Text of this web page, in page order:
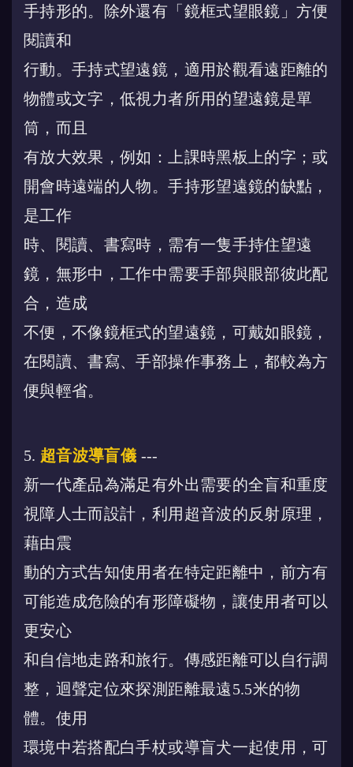
手持形的。除外還有「鏡框式望眼鏡」方便
閱讀和
行動。手持式望遠鏡，適用於觀看遠距離的
物體或文字，低視力者所用的望遠鏡是單
筒，而且
有放大效果，例如：上課時黑板上的字；或
開會時遠端的人物。手持形望遠鏡的缺點，
是工作
時、閱讀、書寫時，需有一隻手持住望遠
鏡，無形中，工作中需要手部與眼部彼此配
合，造成
不便，不像鏡框式的望遠鏡，可戴如眼鏡，
在閱讀、書寫、手部操作事務上，都較為方
便與輕省。
5. 超音波導盲儀 ---
新一代產品為滿足有外出需要的全盲和重度
視障人士而設計，利用超音波的反射原理，
藉由震
動的方式告知使用者在特定距離中，前方有
可能造成危險的有形障礙物，讓使用者可以
更安心
和自信地走路和旅行。傳感距離可以自行調
整，迴聲定位來探測距離最遠5.5米的物
體。使用
環境中若搭配白手杖或導盲犬一起使用，可